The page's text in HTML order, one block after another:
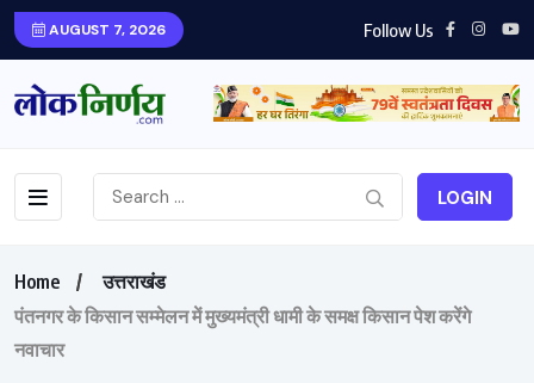
AUGUST 7, 2026 Follow Us
LOGIN
Home
उत्तराखंड
पंतनगर के किसान सम्मेलन में मुख्यमंत्री धामी के समक्ष किसान पेश करेंगे
नवाचार